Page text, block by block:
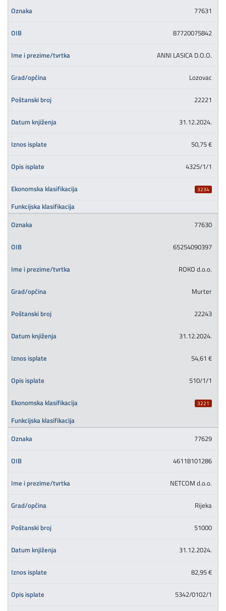
77631
87720075842
ANNI LASICA D.O.O.
Lozovac
22221
31.12.2024.
50,75 €
4325/1/1
3234
77630
65254090397
ROKO d.o.o.
Murter
22243
31.12.2024.
54,61 €
510/1/1
3221
77629
46118101286
NETCOM d.o.o.
Rijeka
51000
31.12.2024.
82,95 €
5342/0102/1